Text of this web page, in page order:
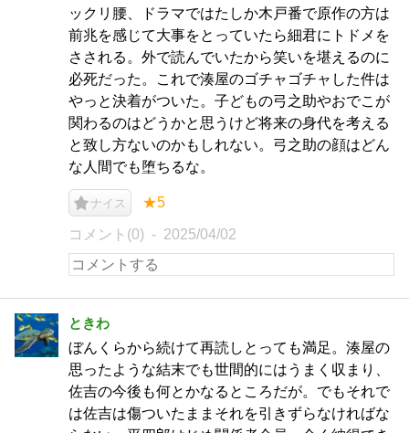
ックリ腰、ドラマではたしか木戸番で原作の方は
前兆を感じて大事をとっていたら細君にトドメを
さされる。外で読んでいたから笑いを堪えるのに
必死だった。これで湊屋のゴチャゴチャした件は
やっと決着がついた。子どもの弓之助やおでこが
関わるのはどうかと思うけど将来の身代を考える
と致し方ないのかもしれない。弓之助の顔はどん
な人間でも堕ちるな。
ナイス ★5
コメント(0) 2025/04/02
ときわ
ぼんくらから続けて再読しとっても満足。湊屋の
思ったような結末でも世間的にはうまく収まり、
佐吉の今後も何とかなるところだが。でもそれで
は佐吉は傷ついたままそれを引きずらなければな